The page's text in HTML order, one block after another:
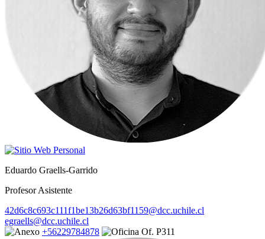
Eduardo Graells-Garrido
Profesor Asistente
42d6c8c693c111f1be13b26d63bf1159@dcc.uchile.cl
egraells@dcc.uchile.cl
+56229784878
Of. P311